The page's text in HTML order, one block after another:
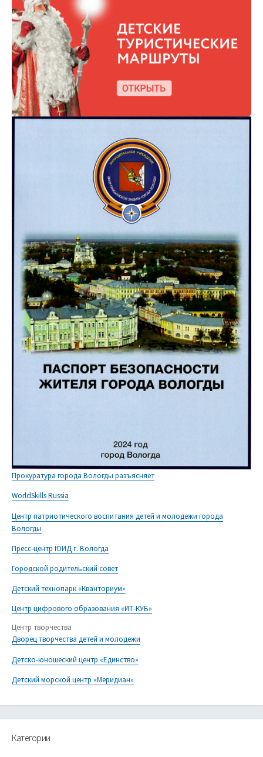
Прокуратура города Вологды разъясняет
WorldSkills Russia
Центр патриотического воспитания детей и молодежи города
Вологды
Пресс-центр ЮИД г. Вологда
Городской родительский совет
Детский технопарк «Кванториум»
Центр цифрового образования «ИТ-КУБ»
Центр творчества
Дворец творчества детей и молодежи
Детско-юношеский центр «Единство»
Детский морской центр «Меридиан»
Категории